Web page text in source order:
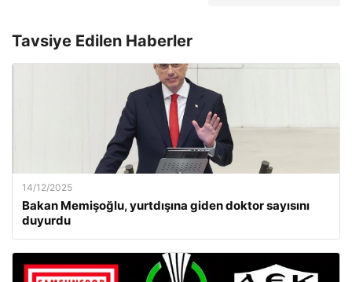
Tavsiye Edilen Haberler
14/12/2025
Bakan Memişoğlu, yurtdışına giden doktor sayısını
duyurdu